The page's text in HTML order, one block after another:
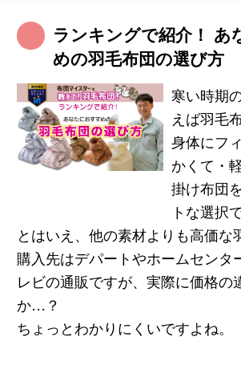
ランキングで紹介！ あ
めの羽毛布団の選び方
寒い時期
えば羽毛
身体にフ
かくて・
掛け布団
トな選択
とはいえ、他の素材よりも高価な
購入先はデパートやホームセンタ
レビの通販ですが、実際に価格の
か…？
ちょっとわかりにくいですよね。